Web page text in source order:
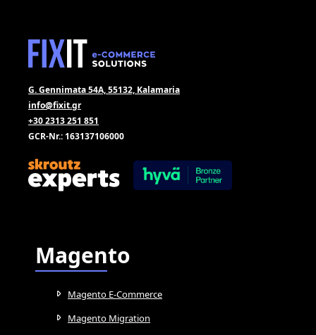
G. Gennimata 54A, 55132, Kalamaria
info@fixit.gr
+30 2313 251 851
GCR-Nr.: 163137106000
Magento
Magento E-Commerce
Magento Migration